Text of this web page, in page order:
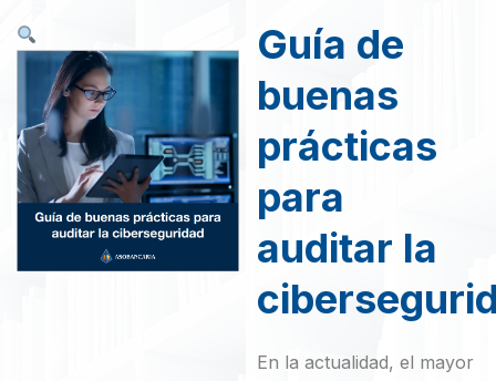
Guía de
buenas
prácticas
para
auditar la
En la actualidad, el mayor